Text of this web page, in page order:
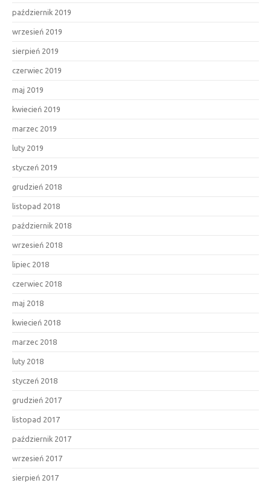
październik 2019
wrzesień 2019
sierpień 2019
czerwiec 2019
maj 2019
kwiecień 2019
marzec 2019
luty 2019
styczeń 2019
grudzień 2018
listopad 2018
październik 2018
wrzesień 2018
lipiec 2018
czerwiec 2018
maj 2018
kwiecień 2018
marzec 2018
luty 2018
styczeń 2018
grudzień 2017
listopad 2017
październik 2017
wrzesień 2017
sierpień 2017